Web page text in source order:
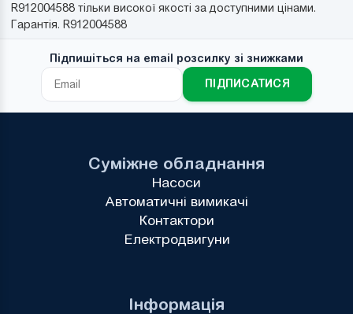
R912004588 тільки високої якості за доступними цінами.
Гарантія. R912004588
Підпишіться на email розсилку зі знижками
ПІДПИСАТИСЯ
Інформація
Суміжне обладнання
Насоси
Автоматичні вимикачі
Контактори
Електродвигуни